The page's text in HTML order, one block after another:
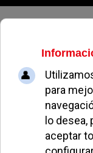
Dra.
Bada